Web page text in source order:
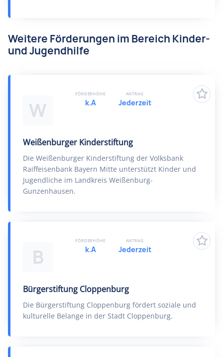
Weitere Förderungen im Bereich Kinder-
und Jugendhilfe
W
Weißenburger Kinderstiftung
Die Weißenburger Kinderstiftung der Volksbank
Raiffeisenbank Bayern Mitte unterstützt Kinder und
Jugendliche im Landkreis Weißenburg-
Gunzenhausen.
FÖRDERHÖHE
k.A
ANTRAG
Jederzeit
B
Bürgerstiftung Cloppenburg
Die Bürgerstiftung Cloppenburg fördert soziale und
kulturelle Belange in der Stadt Cloppenburg.
FÖRDERHÖHE
k.A
ANTRAG
Jederzeit